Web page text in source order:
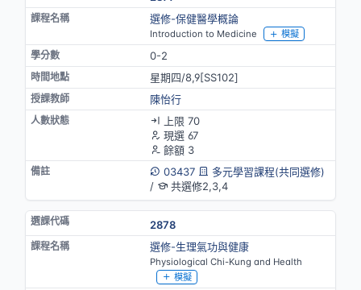
選修-保健醫學概論
Introduction to Medicine 模擬
0-2
星期四/8,9[SS102]
陳怡行
上限 70
現選 67
餘額 3
03437
多元學習課程(共同選修)
/
共選修2,3,4
2878
選修-生理氣功與健康
Physiological Chi-Kung and Health
模擬